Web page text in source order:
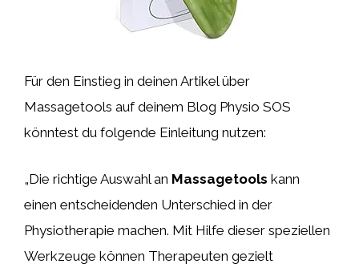
Für den Einstieg in deinen Artikel über
Massagetools auf deinem Blog Physio SOS
könntest du folgende Einleitung nutzen:
„Die richtige Auswahl an Massagetools kann
einen entscheidenden Unterschied in der
Physiotherapie machen. Mit Hilfe dieser speziellen
Werkzeuge können Therapeuten gezielt